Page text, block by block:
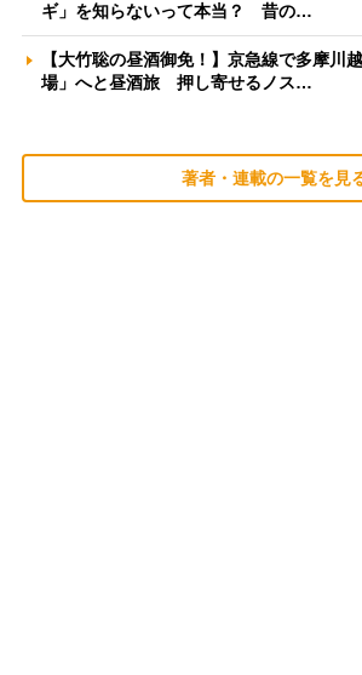
ギ」を知らないって本当？ 昔の…
【大竹聡の昼酒御免！】京急線で多摩川
場」へと昼酒旅 押し寄せるノス…
著者・連載の一覧を見